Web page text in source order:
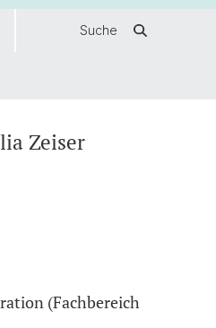
Suche
Zeiser
(Fachbereich